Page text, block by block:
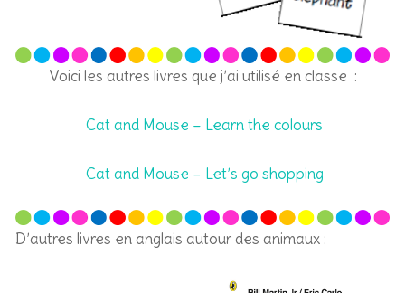
Voici les autres livres que j’ai utilisé en classe :
Cat and Mouse – Learn the colours
Cat and Mouse – Let’s go shopping
D’autres livres en anglais autour des animaux :